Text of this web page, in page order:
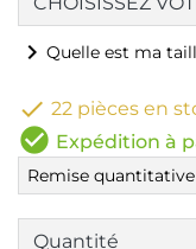
chevron_right Quelle est ma
 22 pièces en
check_circle Expédition à
Remise quantitative